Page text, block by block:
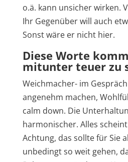
o.ä. kann unsicher wirken.
Ihr Gegenüber will auch
Sonst wäre er nicht hier.
Diese Worte
mitunter teuer zu
Weichmacher- im
angenehm machen,
calm down. Die
harmonischer. Alles
Achtung, das sollte für Sie
unbedingt so weit gehen,